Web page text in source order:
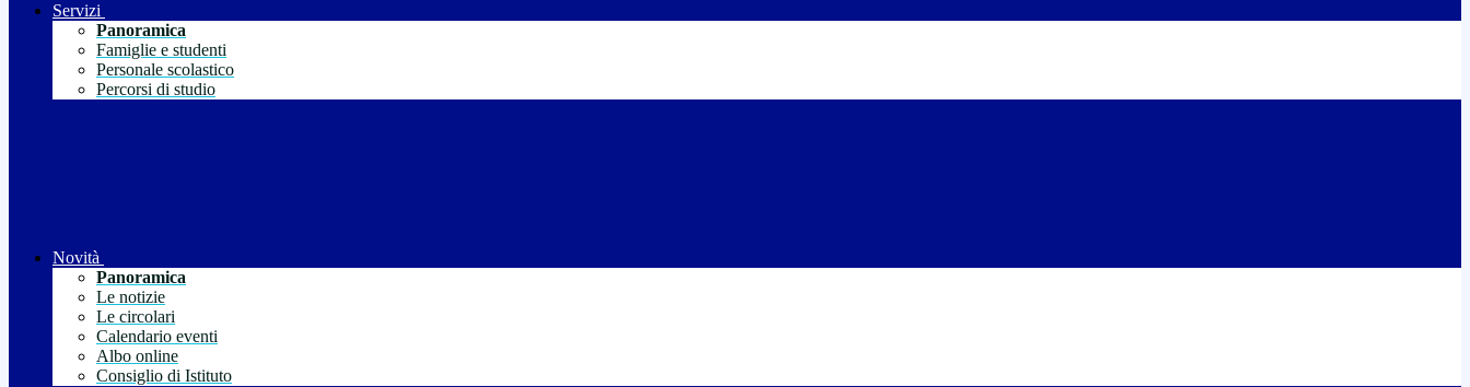
Servizi
Panoramica
Famiglie e studenti
Personale scolastico
Percorsi di studio
Novità
Panoramica
Le notizie
Le circolari
Calendario eventi
Albo online
Consiglio di Istituto